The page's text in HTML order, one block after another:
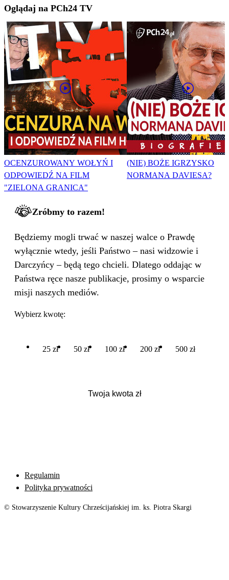
Oglądaj na PCh24 TV
OCENZUROWANY WOŁYŃ I
ODPOWIEDŹ NA FILM
"ZIELONA GRANICA"
(NIE) BOŻE IGRZYSKO
NORMANA DAVIESA?
Zróbmy to razem!
Będziemy mogli trwać w naszej walce o Prawdę
wyłącznie wtedy, jeśli Państwo – nasi widzowie i
Darczyńcy – będą tego chcieli. Dlatego oddając w
Państwa ręce nasze publikacje, prosimy o wsparcie
misji naszych mediów.
Wybierz kwotę:
25 zł 50 zł 100 zł 200 zł 500 zł
Regulamin
Polityka prywatności
© Stowarzyszenie Kultury Chrześcijańskiej im. ks. Piotra Skargi